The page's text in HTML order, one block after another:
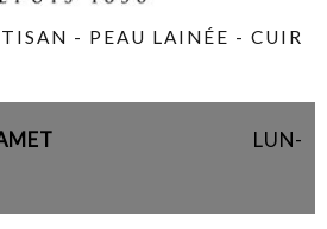
- PEAU LAINÉE - CUIR
LUN-